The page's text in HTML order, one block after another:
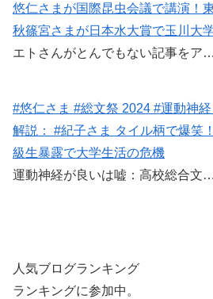
悠仁さまが国際昆虫会議で講演！
秋篠宮さまが日本水大賞で玉川大
エトさんがとんでもない記事をア…
#悠仁さま #総文祭 2024 #運動神
解説： #紀子さま タイル柄で爆笑
級生暴露で大学生活の危機
運動神経が良いは嘘：高校総合文…
人気ブログランキング
ランキングに参加中。